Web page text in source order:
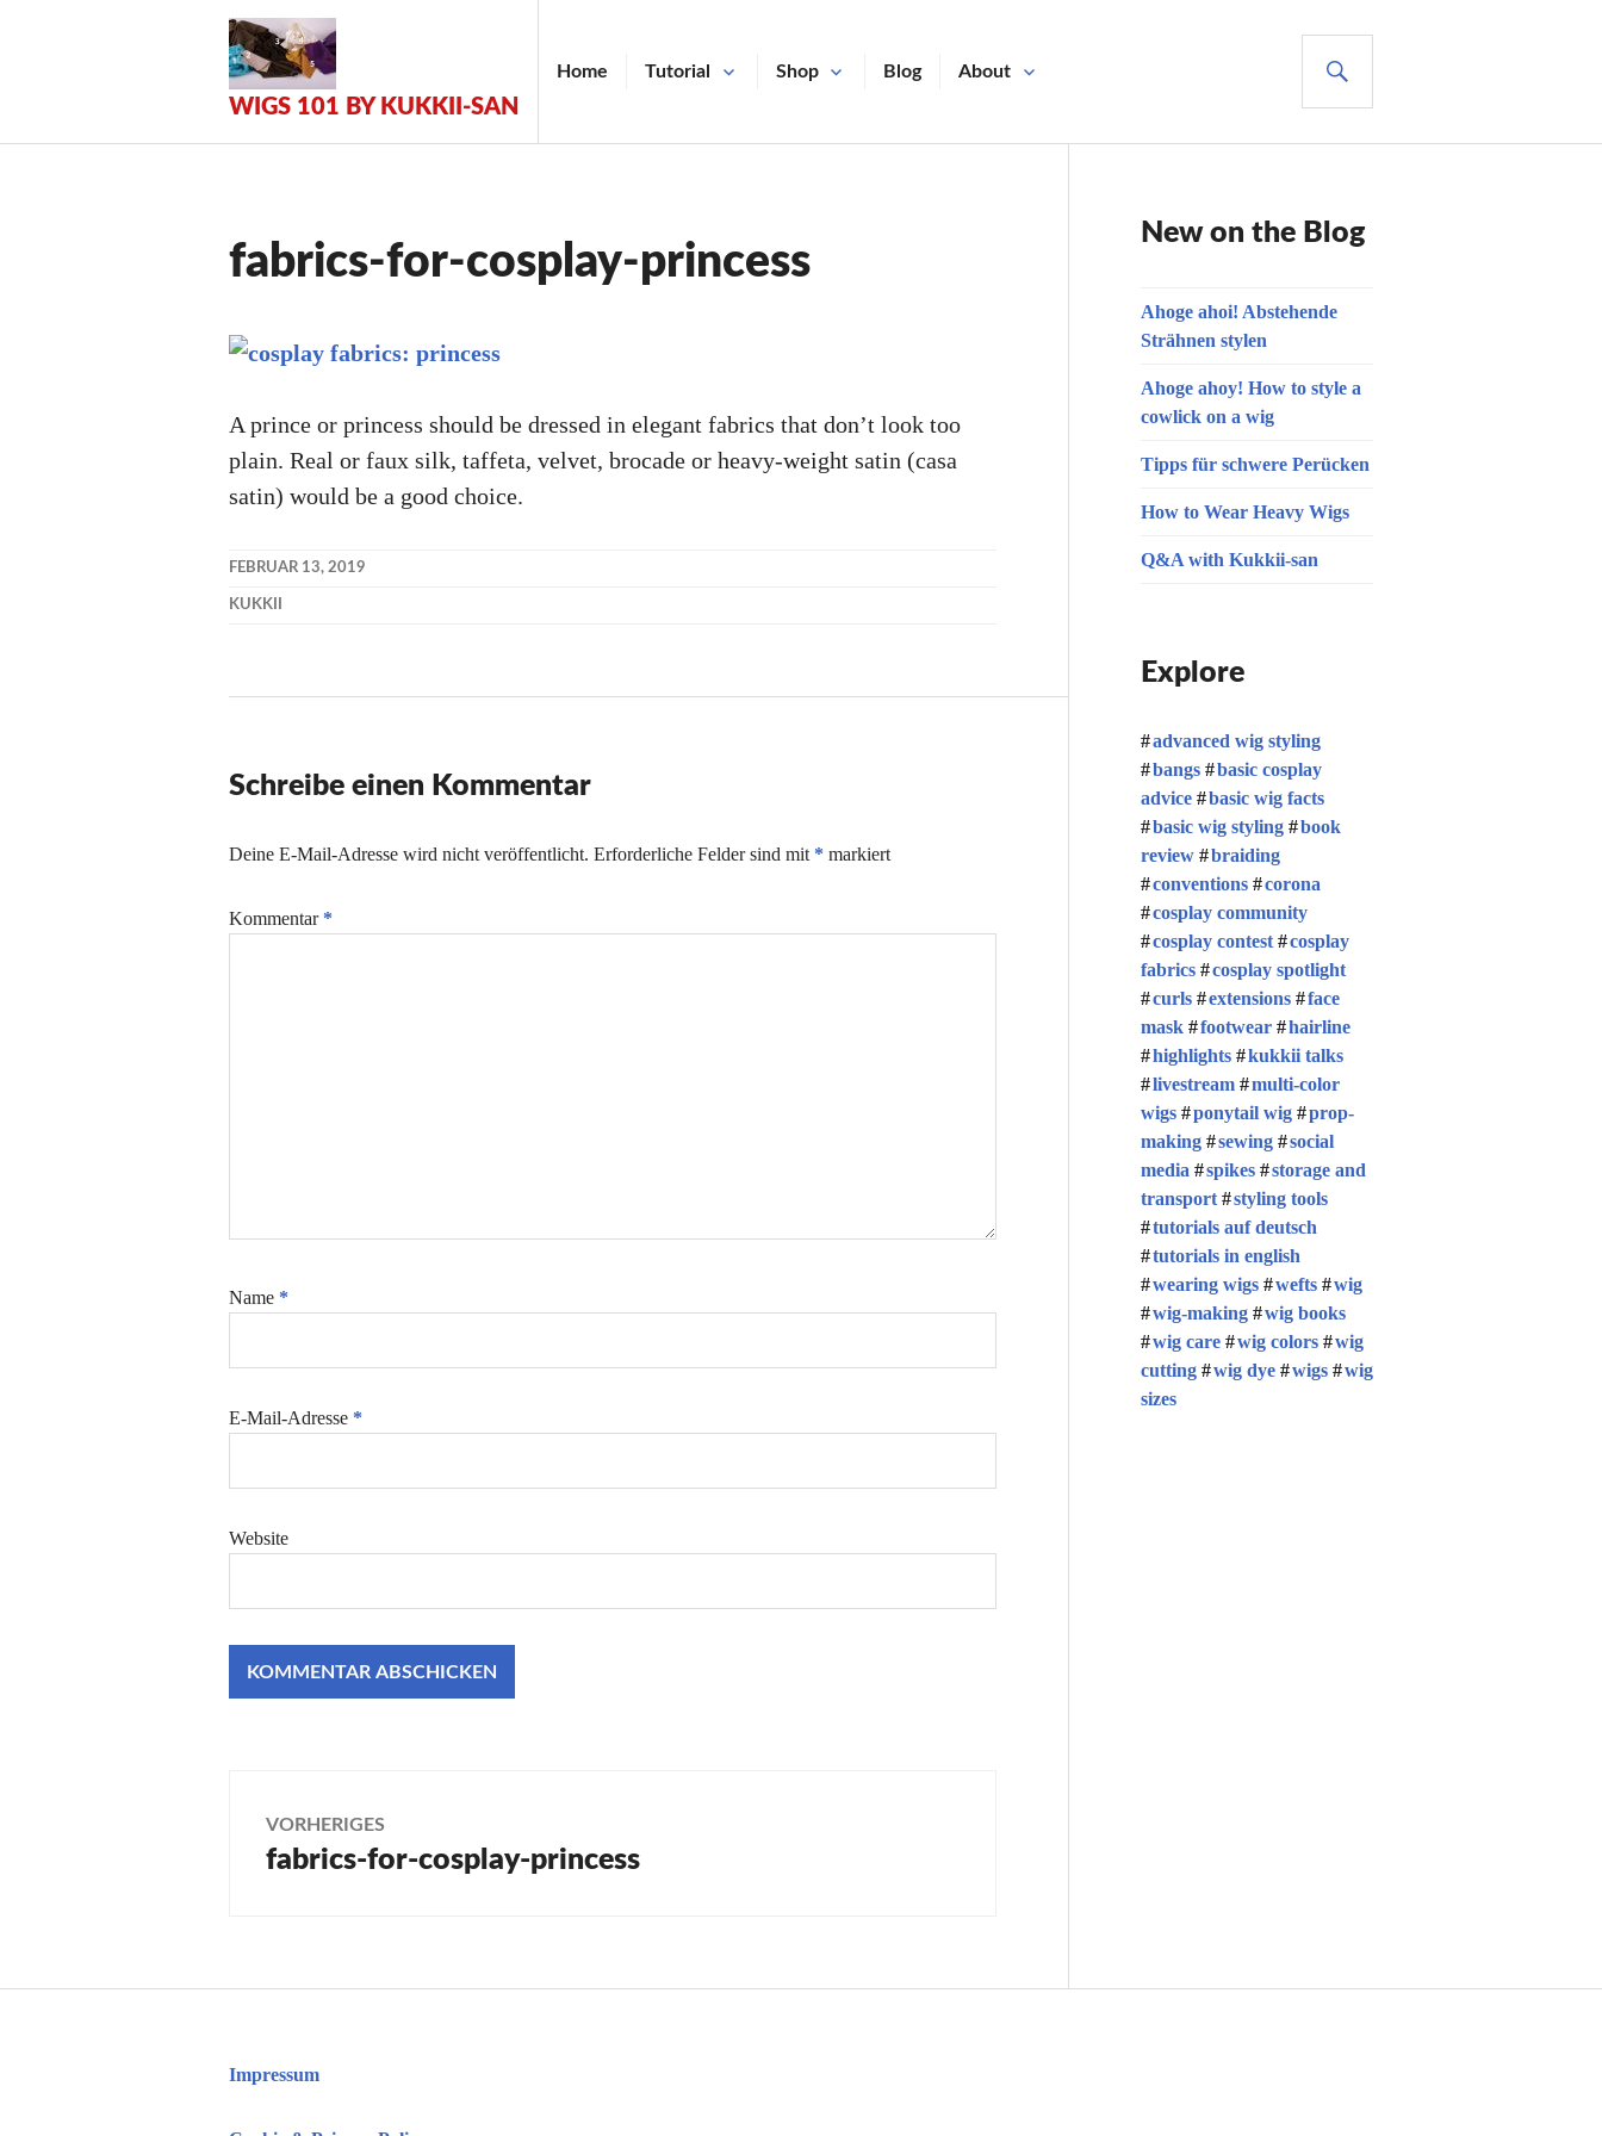
WIGS 101 BY KUKKII-SAN
Home Tutorial Shop Blog About
fabrics-for-cosplay-princess
A prince or princess should be dressed in elegant fabrics that don’t look too
plain. Real or faux silk, taffeta, velvet, brocade or heavy-weight satin (casa
satin) would be a good choice.
FEBRUAR 13, 2019
KUKKII
Schreibe einen Kommentar
Deine E-Mail-Adresse wird nicht veröffentlicht. Erforderliche Felder sind mit * markiert
Kommentar *
Name *
E-Mail-Adresse *
Website
VORHERIGES
Vorheriger
fabrics-for-cosplay-princess
New on the Blog
Ahoge ahoi! Abstehende
Strähnen stylen
Ahoge ahoy! How to style a
cowlick on a wig
Tipps für schwere Perücken
How to Wear Heavy Wigs
Q&A with Kukkii-san
Explore
advanced wig styling
bangs
basic cosplay
advice
basic wig facts
basic wig styling
book
review
braiding
conventions
corona
cosplay community
cosplay contest
cosplay
fabrics
cosplay spotlight
curls
extensions
face
mask
footwear
hairline
highlights
kukkii talks
livestream
multi-color
wigs
ponytail wig
prop-
making
sewing
social
media
spikes
storage and
transport
styling tools
tutorials auf deutsch
tutorials in english
wearing wigs
wefts
wig
wig-making
wig books
wig care
wig colors
wig
cutting
wig dye wigs
wig
sizes
Impressum